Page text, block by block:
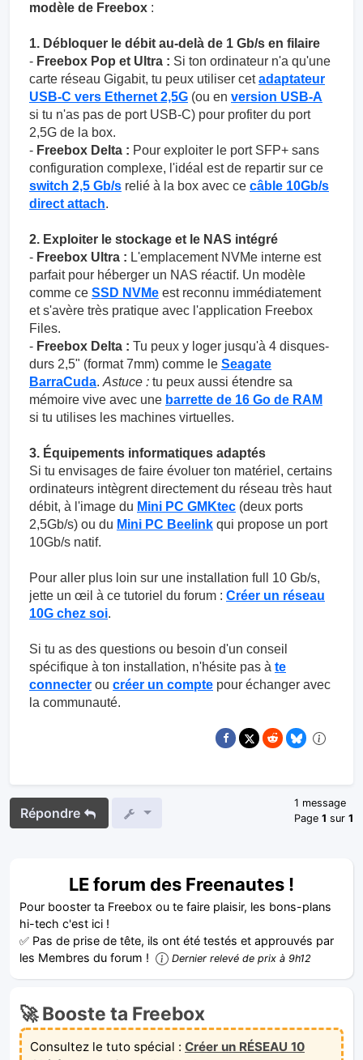
modèle de Freebox :
1. Débloquer le débit au-delà de 1 Gb/s en filaire
- Freebox Pop et Ultra : Si ton ordinateur n'a qu'une
carte réseau Gigabit, tu peux utiliser cetadaptateur
USB-C vers Ethernet 2,5G (ou en version USB-A
si tu n'as pas de port USB-C) pour profiter du port
2,5G de la box.
- Freebox Delta : Pour exploiter le port SFP+ sans
configuration complexe, l'idéal est de repartir sur ce
switch 2,5 Gb/s relié à la box avec ce câble 10Gb/s
direct attach.
2. Exploiter le stockage et le NAS intégré
- Freebox Ultra : L'emplacement NVMe interne est
parfait pour héberger un NAS réactif. Un modèle
comme ce SSD NVMe est reconnu immédiatement
et s'avère très pratique avec l'application Freebox
Files.
- Freebox Delta : Tu peux y loger jusqu'à 4 disques-
durs 2,5" (format 7mm) comme le Seagate
BarraCuda. Astuce : tu peux aussi étendre sa
mémoire vive avec une barrette de 16 Go de RAM
si tu utilises les machines virtuelles.
3. Équipements informatiques adaptés
Si tu envisages de faire évoluer ton matériel, certains
ordinateurs intègrent directement du réseau très haut
débit, à l'image du Mini PC GMKtec (deux ports
2,5Gb/s) ou du Mini PC Beelink qui propose un port
10Gb/s natif.
Pour aller plus loin sur une installation full 10 Gb/s,
jette un œil à ce tutoriel du forum : Créer un réseau
10G chez soi.
Si tu as des questions ou besoin d'un conseil
spécifique à ton installation, n'hésite pas à te
connecter ou créer un compte pour échanger avec
la communauté.
Répondre
1 message
Page 1 sur 1
LE forum des Freenautes !
Pour booster ta Freebox ou te faire plaisir, les bons-plans
hi-tech c'est ici !
✅ Pas de prise de tête, ils ont été testés et approuvés par
les Membres du forum !
Dernier relevé de prix à 9h12
🚀 Booste ta Freebox
Consultez le tuto spécial : Créer un RÉSEAU 10